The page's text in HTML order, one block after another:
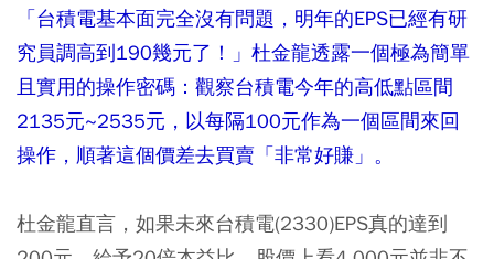
「台積電基本面完全沒有問題，明年的EPS已經有研
究員調高到190幾元了！」杜金龍透露一個極為簡單
且實用的操作密碼：觀察台積電今年的高低點區間
2135元~2535元，以每隔100元作為一個區間來回
操作，順著這個價差去買賣「非常好賺」。
杜金龍直言，如果未來台積電(2330)EPS真的達到